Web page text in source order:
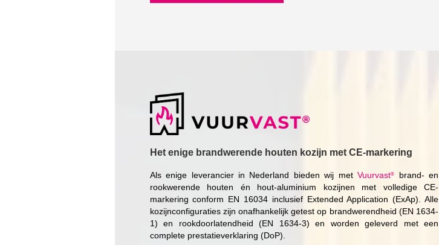
Het enige brandwerende houten kozijn met CE-markering
Als enige leverancier in Nederland bieden wij metVuurvast®
brand- en
rookwerende houten én hout-aluminium kozijnen met volledige CE-
markering conform EN 16034 inclusief Extended Application (ExAp). Alle
kozijnconfiguraties zijn onafhankelijk getest op brandwerendheid (EN 1634-
1) en rookdoorlatendheid (EN 1634-3) en worden geleverd met een
complete prestatieverklaring (DoP).